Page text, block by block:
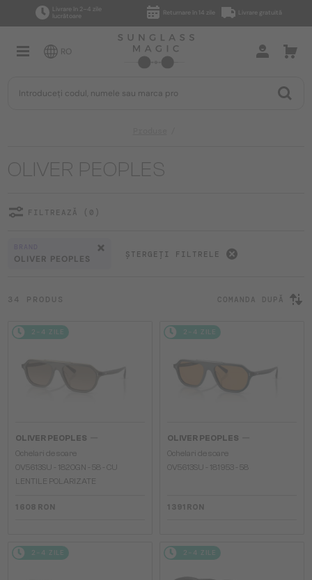
Livrare în 2–4 zile
lucrătoare
Returnare în 14 zile Livrare gratuită
RO
OLIVER PEOPLES
FILTREAZĂ (0)
OLIVER PEOPLES ȘTERGEȚI FILTRELE
34 PRODUS COMANDA DUPĂ
2-4 ZILE
OLIVER PEOPLES
Ochelari de soare
OV5613SU - 1820GN - 58 - CU
LENTILE POLARIZATE
1 608 RON
2-4 ZILE
OLIVER PEOPLES
Ochelari de soare
OV5613SU - 181953 - 58
1 391 RON
2-4 ZILE 2-4 ZILE